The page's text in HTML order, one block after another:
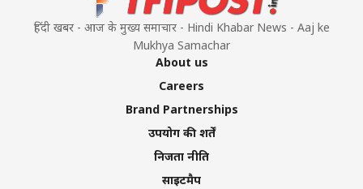
हिंदी खबर - आज के मुख्य समाचार - Hindi Khabar News - Aaj ke
Mukhya Samachar
About us
Careers
Brand Partnerships
उपयोग की शर्तें
निजता नीति
साइटमैप